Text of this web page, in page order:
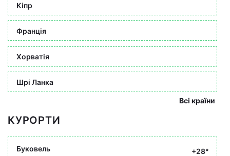
Кіпр
Франція
Хорватія
Шрі Ланка
Всі країни
КУРОРТИ
Буковель +28°